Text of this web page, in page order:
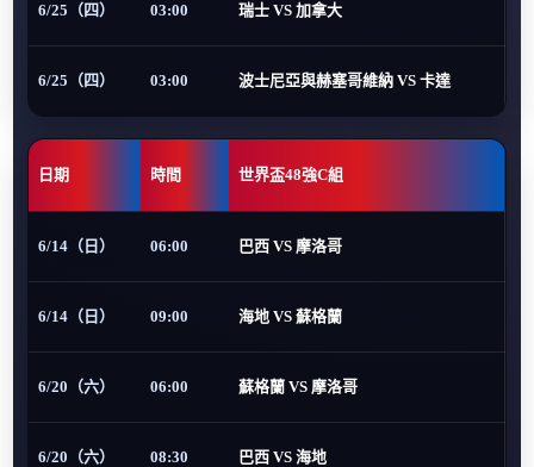
6/25（四） 03:00 瑞士 VS 加拿大
6/25（四） 03:00 波士尼亞與赫塞哥維納 VS 卡達
日期 時間 世界盃48強C組
6/14（日） 06:00 巴西 VS 摩洛哥
6/14（日） 09:00 海地 VS 蘇格蘭
6/20（六） 06:00 蘇格蘭 VS 摩洛哥
6/20（六） 08:30 巴西 VS 海地